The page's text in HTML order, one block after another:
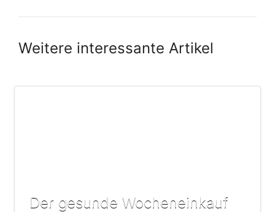
Weitere interessante Artikel
Der gesunde Wocheneinkauf